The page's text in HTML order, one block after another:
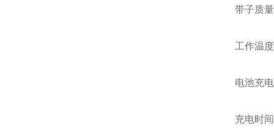
带子质量
工作温度
电池充电器
充电时间